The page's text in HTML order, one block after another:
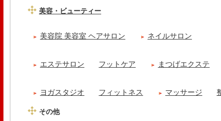
美容・ビューティー
美容院 美容室 ヘアサロン ネイルサロン
エステサロン フットケア まつげエクステ
ヨガスタジオ フィットネス マッサージ
その他